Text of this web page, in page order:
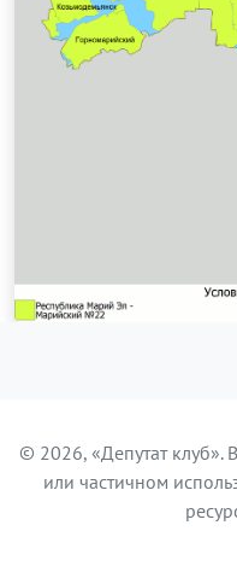
© 2026, «Депутат
или частичном